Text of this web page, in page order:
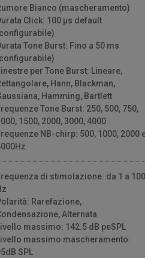
Bianco (mascheramento)
Click: 100 µs default
Tone Burst: Fino a 50 ms
per Tone Burst: Lineare,
Hann, Blackman,
Hamming, Bartlett
Tone Burst: 250, 500, 750,
1500, 2000, 3000, 4000
NB-chirp: 500, 1000, 2000
di stimolazione: da 1 a 100
Rarefazione,
Alternata
massimo: 142.5 dB peSPL
massimo mascheramento:
SPL